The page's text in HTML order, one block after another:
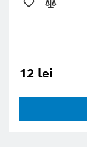
12 lei